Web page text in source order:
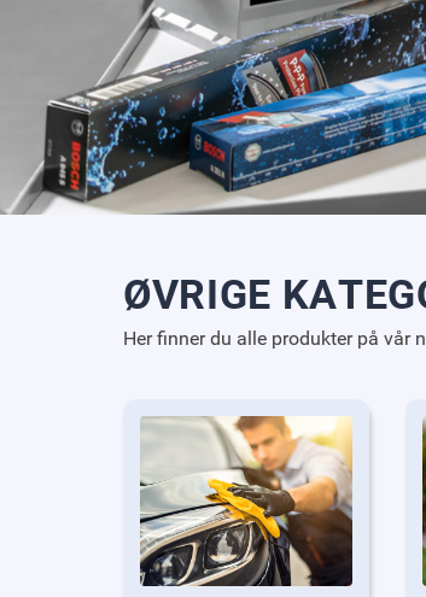
ØVRIGE
Her finner du alle produkter på vår